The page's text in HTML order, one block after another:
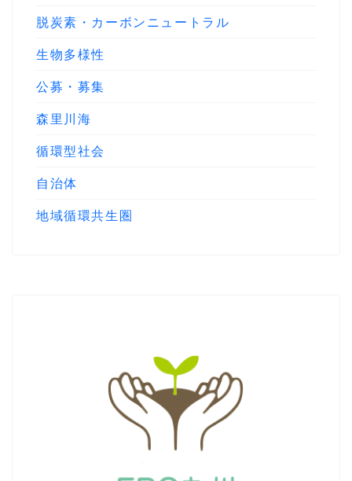
脱炭素・カーボンニュートラル
生物多様性
公募・募集
森里川海
循環型社会
自治体
地域循環共生圏